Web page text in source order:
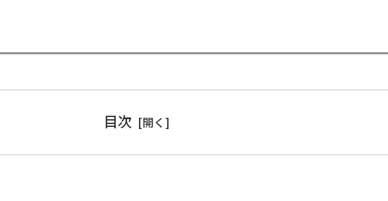
目次